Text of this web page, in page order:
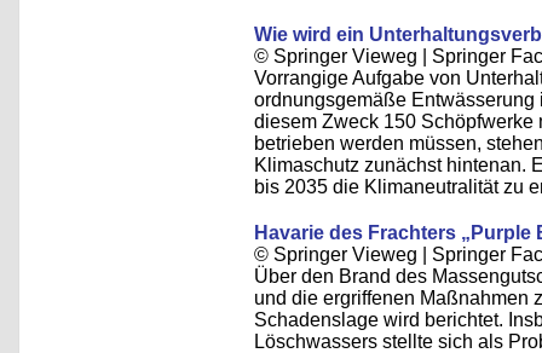
Wie wird ein
© Springer Vieweg | Springer
Vorrangige Aufgabe von
ordnungsgemäße
diesem Zweck 150 Schöpfwerke
betrieben werden müssen,
Klimaschutz zunächst hintenan.
bis 2035 die Klimaneutralität zu
Havarie des Frachters „Purple
© Springer Vieweg | Springer
Über den Brand des
und die ergriffenen Maßnahmen
Schadenslage wird berichtet.
Löschwassers stellte sich als